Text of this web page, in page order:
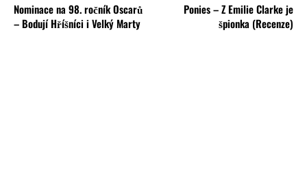
Nominace na 98. ročník Oscarů
– Bodují Hříšníci i Velký Marty
Ponies – Z Emilie Clarke je
špionka (Recenze)